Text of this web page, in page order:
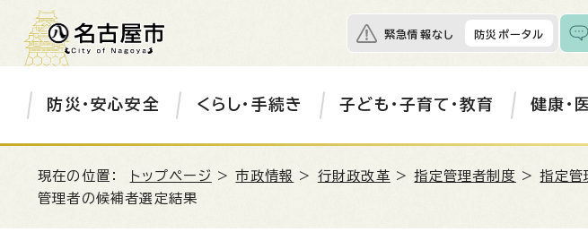
緊急情報なし 防災ポータル
防災・安心安全 くらし・手続き 子ども・子育て・教育 健康・
現在の位置： トップページ >市政情報 > 行財政改革 >指定管理者制度 >指定管
管理者の候補者選定結果